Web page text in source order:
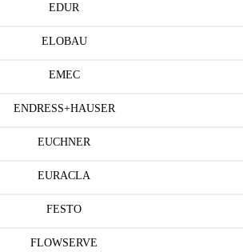
EDUR
ELOBAU
EMEC
ENDRESS+HAUSER
EUCHNER
EURACLA
FESTO
FLOWSERVE